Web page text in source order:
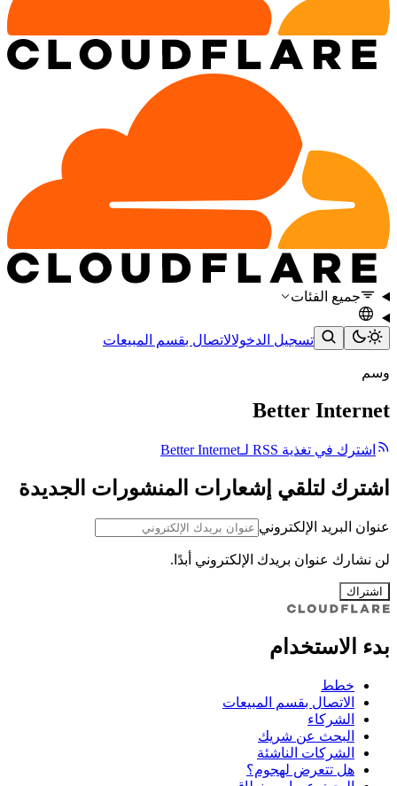
جميع الفئات
تسجيل الدخولالاتصال بقسم المبيعات
وسم
Better Internet
اشترك في تغذية RSS لـBetter Internet
اشترك لتلقي إشعارات المنشورات الجديدة
عنوان البريد الإلكتروني
لن نشارك عنوان بريدك الإلكتروني أبدًا.
اشتراك
بدء الاستخدام
خطط
الاتصال بقسم المبيعات
الشركاء
البحث عن شريك
الشركات الناشئة
هل تتعرض لهجوم؟